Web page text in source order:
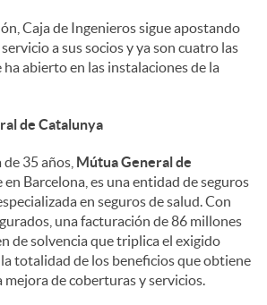
Caja de Ingenieros sigue apostando
a sus socios y ya son cuatro las
abierto en las instalaciones de la
de Catalunya
35 años, Mútua General de
en Barcelona, es una entidad de seguros
en seguros de salud. Con
una facturación de 86 millones
de solvencia que triplica el exigido
totalidad de los beneficios que obtiene
mejora de coberturas y servicios.